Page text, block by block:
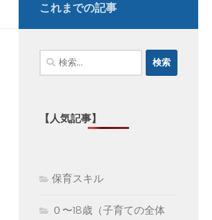
これまでの記事
検
索:
【人気記事】
保育スキル
０〜18歳（子育ての全体